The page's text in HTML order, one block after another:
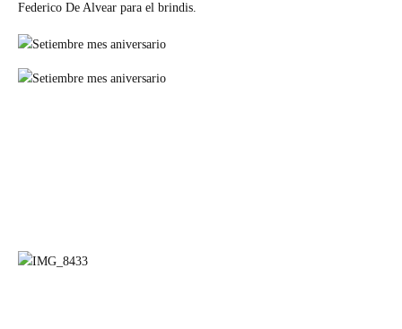
Federico De Alvear para el brindis.